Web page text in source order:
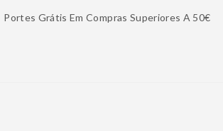
Portes Grátis Em Compras Superiores A 50€